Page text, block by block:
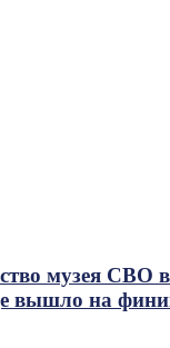
музея СВО в
вышло на